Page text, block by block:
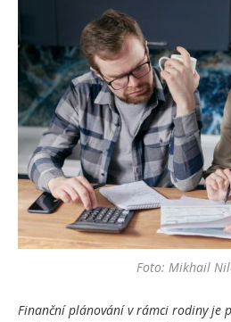
Foto: Mikhail
Finanční plánování v rámci rodiny je